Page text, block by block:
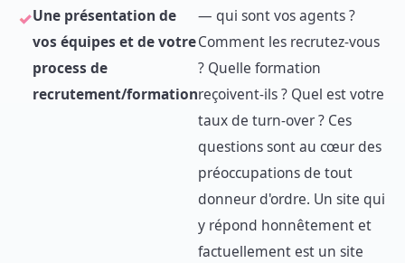
Une présentation de
vos équipes et de votre
process de
recrutement/formation
— qui sont vos agents ?
Comment les recrutez-vous
? Quelle formation
reçoivent-ils ? Quel est votre
taux de turn-over ? Ces
questions sont au cœur des
préoccupations de tout
donneur d'ordre. Un site qui
y répond honnêtement et
factuellement est un site